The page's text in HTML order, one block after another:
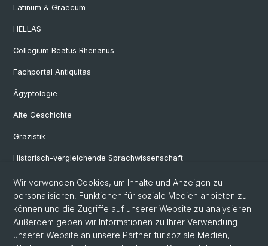
Latinum & Graecum
HELLAS
Collegium Beatus Rhenanus
Fachportal Antiquitas
Ägyptologie
Alte Geschichte
Gräzistik
Historisch-vergleichende Sprachwissenschaft
Klassische Archäologie
Latinistik
Ur- und Frühgeschichtliche und Provinzialrömische Archäologie
Vindonissa-Professur
Wir verwenden Cookies, um Inhalte und Anzeigen zu
personalisieren, Funktionen für soziale Medien anbieten zu
können und die Zugriffe auf unserer Website zu analysieren.
Außerdem geben wir Informationen zu Ihrer Verwendung
unserer Website an unsere Partner für soziale Medien,